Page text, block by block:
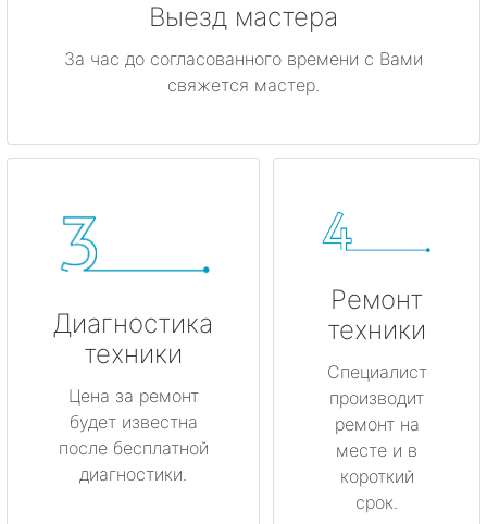
Выезд мастера
За час до согласованного времени с Вами
свяжется мастер.
Диагностика
техники
Цена за ремонт
будет известна
после бесплатной
диагностики.
Ремонт
техники
Специалист
производит
ремонт на
месте и в
короткий
срок.